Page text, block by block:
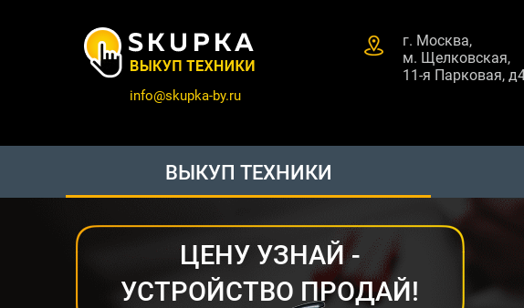
info@skupka-by.ru
г. Москва,
м. Щелковская,
11-я Парковая,
ВЫКУП ТЕХНИКИ
ЦЕНУ УЗНАЙ -
УСТРОЙСТВО ПРОДАЙ!